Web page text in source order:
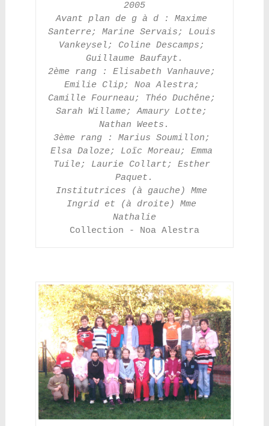
2005
Avant plan de g à d : Maxime
Santerre; Marine Servais; Louis
Vankeysel; Coline Descamps;
Guillaume Baufayt.
2ème rang : Elisabeth Vanhauve;
Emilie Clip; Noa Alestra;
Camille Fourneau; Théo Duchêne;
Sarah Willame; Amaury Lotte;
Nathan Weets.
3ème rang : Marius Soumillon;
Elsa Daloze; Loïc Moreau; Emma
Tuile; Laurie Collart; Esther
Paquet.
Institutrices (à gauche) Mme
Ingrid et (à droite) Mme
Nathalie
Collection - Noa Alestra